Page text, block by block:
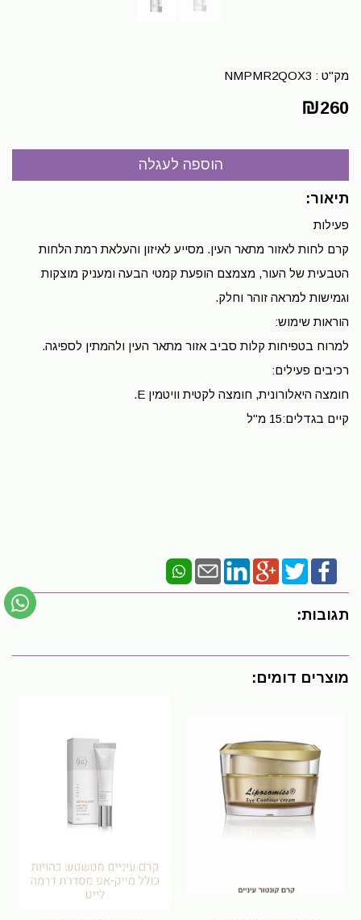
מק"ט : NMPMR2QOX3
₪260
תיאור:
פעילות
קרם לחות לאזור מתאר העין. מסייע לאיזון והעלאת רמת הלחות
הטבעית של העור, מצמצם הופעת קמטי הבעה ומעניק מוצקות
וגמישות למראה זוהר וחלק.
הוראות שימוש:
למרוח בטפיחות קלות סביב אזור מתאר העין ולהמתין לספיגה.
רכיבים פעילים:
חומצה היאלורונית, חומצה לקטית וויטמין E.
קיים בגדלים:15 מ"ל
תגובות:
מוצרים דומים: